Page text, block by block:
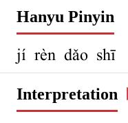
Hanyu Pinyin
jí rèn dǎo shī
Interpretation